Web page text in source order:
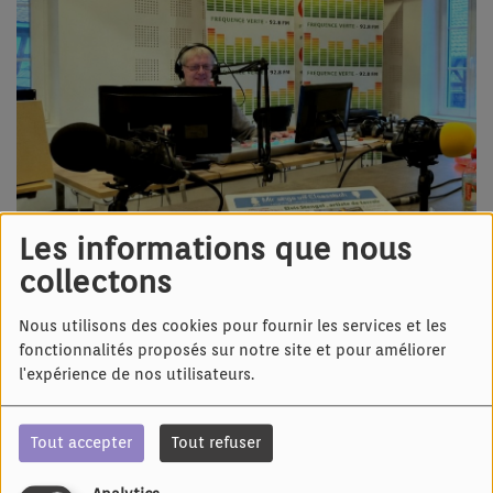
Les informations que nous
collectons
Nous utilisons des cookies pour fournir les services et les
fonctionnalités proposés sur notre site et pour améliorer
l'expérience de nos utilisateurs.
Tout accepter Tout refuser
17 MAI 2026 - 1355 VUES
Écouter le podcast
Mìr brüche Sùnne pour vous apporter du soleil et de la
bonne humeur